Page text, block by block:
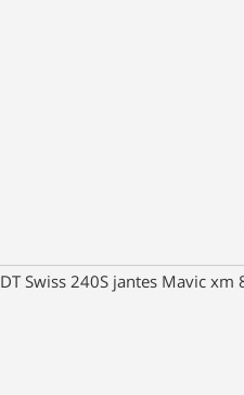
Swiss 240S jantes Mavic xm